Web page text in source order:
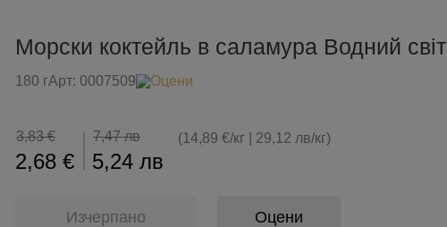
Морски коктейль в саламура Водний свiт
180 гАрт: 0007509 Оцени
3,83 €
2,68 €
7,47 лв
5,24 лв
(14,89 €/кг | 29,12 лв/кг)
Изчерпано Оцени